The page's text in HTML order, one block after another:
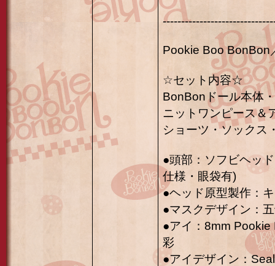
Pookie Boo BonBon
☆セット内容☆
BonBonドール本体
ニットワンピース＆
ショーツ・ソックス
●頭部：ソフビヘッ
仕様・眼袋有)
●ヘッド原型製作：
●マスクデザイン：
●アイ：8mm
彩
●アイデザイン：